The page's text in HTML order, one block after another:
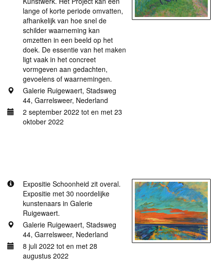
lange of korte periode omvatten,
afhankelijk van hoe snel de
schilder waarneming kan
omzetten in een beeld op het
doek. De essentie van het maken
ligt vaak in het concreet
vormgeven aan gedachten,
gevoelens of waarnemingen.
Galerie Ruigewaert, Stadsweg
44, Garrelsweer, Nederland
2 september 2022 tot en met 23
oktober 2022
Expositie Schoonheid zit overal.
Expositie met 30 noordelijke
kunstenaars in Galerie
Ruigewaert.
Galerie Ruigewaert, Stadsweg
44, Garrelsweer, Nederland
8 juli 2022 tot en met 28
augustus 2022